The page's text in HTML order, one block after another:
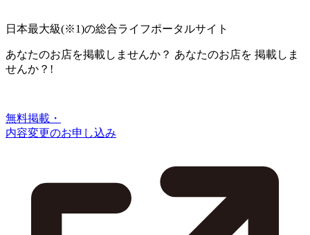
日本最大級(※1)の総合ライフポータルサイト
あなたのお店を掲載しませんか？ あなたのお店を 掲載しま
せんか？!
無料掲載・
内容変更のお申し込み